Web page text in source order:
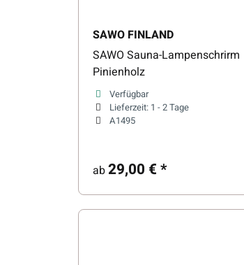
SAWO FINLAND
SAWO Sauna-Lampenschrirm
Pinienholz
Verfügbar
Lieferzeit: 1 - 2 Tage
A1495
ab29,00 €*